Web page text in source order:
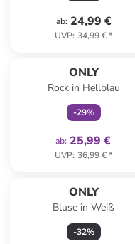
ab: 24,99 €
UVP: 34,99 €*
ONLY
Rock in Hellblau
-29%
ab: 25,99 €
UVP: 36,99 €*
ONLY
Bluse in Weiß
-32%